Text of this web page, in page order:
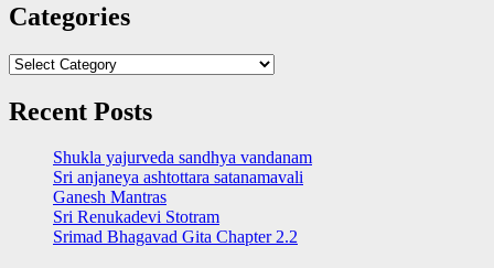
Categories
Categories
Recent Posts
Shukla yajurveda sandhya vandanam
Sri anjaneya ashtottara satanamavali
Ganesh Mantras
Sri Renukadevi Stotram
Srimad Bhagavad Gita Chapter 2.2